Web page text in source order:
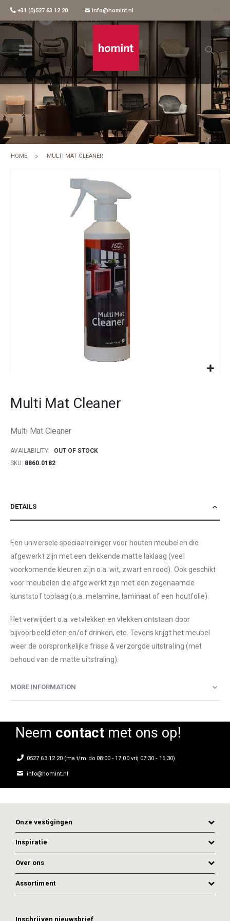
+31 (0)527 63 12 20 info@homint.nl
Multi Mat Cleaner
HOME MULTI MAT CLEANER
the
the
gallery
Multi Mat Cleaner
Multi Mat Cleaner
AVAILABILITY:
OUT OF STOCK
SKU 8860.0182
DETAILS
Een universele speciaalreiniger voor houten meubelen die
afgewerkt zijn met een dekkende matte laklaag (veel
voorkomende kleuren zijn o.a. wit, zwart en rood). Ook geschikt
voor meubelen die afgewerkt zijn met een zogenaamde
kunststof toplaag (o.a. melamine, laminaat of een houtfolie).
Het verwijdert o.a. vetvlekken en vlekken ontstaan door
bijvoorbeeld eten en/of drinken, etc. Tevens krijgt het meubel
weer de oorspronkelijke frisse & verzorgde uitstraling (met
behoud van de matte uitstraling).
MORE INFORMATION
Neem contactmet ons op!
0527 63 12 20 (ma t/m do 08:00 - 17:00 vrij 07:30 - 16:30)
info@homint.nl
Onze vestigingen
Inspiratie
Over ons
Assortiment
Inschrijven nieuwsbrief